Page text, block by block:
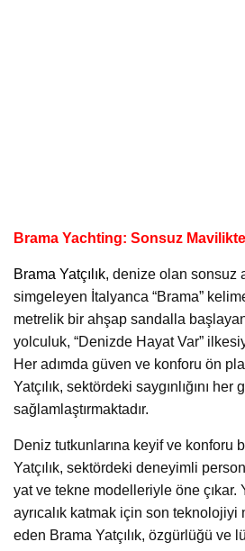
Brama Yachting: Sonsuz
Brama Yatçılık, denize olan sonsuz
simgeleyen İtalyanca “Brama”
metrelik bir ahşap sandalla
yolculuk, “Denizde Hayat Var”
Her adımda güven ve konforu ön
Yatçılık, sektördeki saygınlığını
sağlamlaştırmaktadır.
Deniz tutkunlarına keyif ve konforu
Yatçılık, sektördeki deneyimli
yat ve tekne modelleriyle öne çıkar.
ayrıcalık katmak için son
eden Brama Yatçılık, özgürlüğü ve